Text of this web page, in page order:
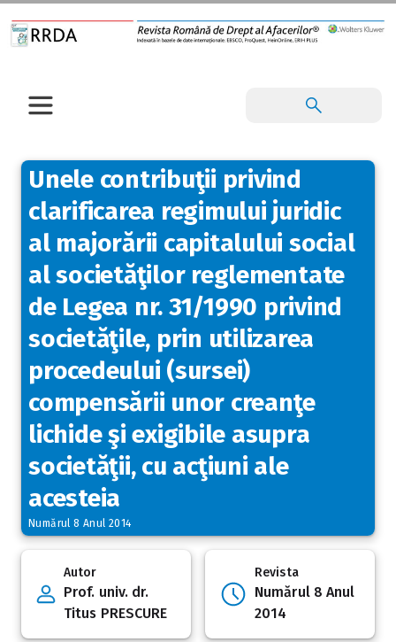
Unele contribuţii privind
clarificarea regimului juridic
al majorării capitalului social
al societăţilor reglementate
de Legea nr. 31/1990 privind
societăţile, prin utilizarea
procedeului (sursei)
compensării unor creanţe
lichide şi exigibile asupra
societăţii, cu acţiuni ale
acesteia
Numărul 8 Anul 2014
Autor
Prof. univ. dr.
Titus PRESCURE
Revista
Numărul 8 Anul
2014